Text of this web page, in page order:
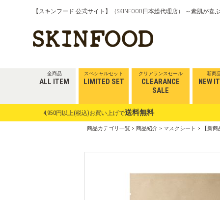
【スキンフード 公式サイト】（SKINFOOD日本総代理店） ～素肌が
全商品
ALL ITEM
スペシャルセット
LIMITED SET
クリアランスセール
CLEARANCE
SALE
新商
NEW
4,950円以上(税込)お買い上げで送料無料
商品カテゴリ一覧 > 商品紹介 > マスクシート > 【新商